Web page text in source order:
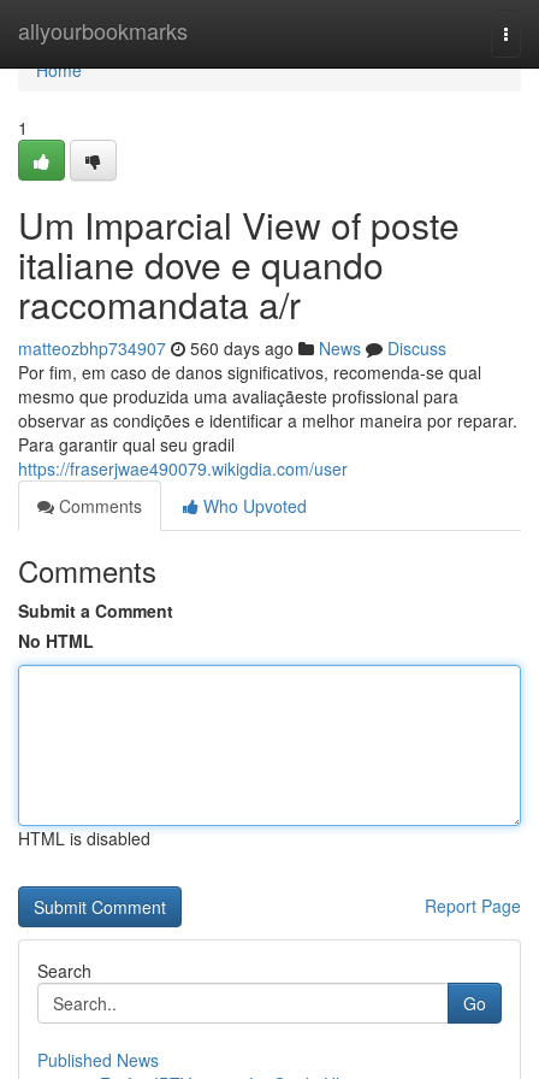
allyourbookmarks
Home
Home
1
Um Imparcial View of poste
italiane dove e quando
raccomandata a/r
matteozbhp734907 560 days ago News
Discuss
Por fim, em caso de danos significativos, recomenda-se qual
mesmo que produzida uma avaliaçãeste profissional para
observar as condições e identificar a melhor maneira por reparar.
Para garantir qual seu gradil
https://fraserjwae490079.wikigdia.com/user
Comments
Who Upvoted
Comments
Submit a Comment
No HTML
HTML is disabled
Report Page
Search
Go
Published News